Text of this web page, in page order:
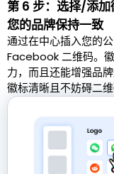
第 6 步：选择/添
您的品牌保持一致
通过在中心插入您的
Facebook 二维码。
力，而且还能增强品
徽标清晰且不妨碍二